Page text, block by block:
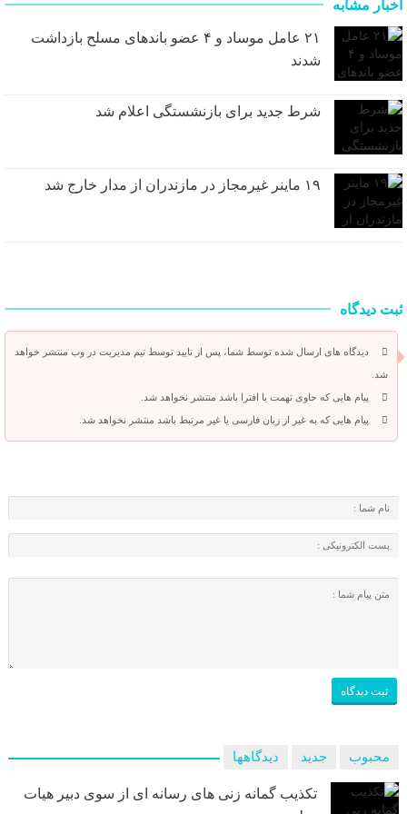
اخبار مشابه
۲۱ عامل موساد و ۴ عضو باند‌های مسلح بازداشت
شدند
شرط جدید برای بازنشستگی اعلام شد
۱۹ ماینر غیرمجاز در مازندران از مدار خارج شد
ثبت دیدگاه
دیدگاه های ارسال شده توسط شما، پس از تایید توسط تیم مدیریت در وب منتشر خواهد
شد.
پیام هایی که حاوی تهمت یا افترا باشد منتشر نخواهد شد.
پیام هایی که به غیر از زبان فارسی یا غیر مرتبط باشد منتشر نخواهد شد.
محبوب جدید دیدگاهها
تکذیب گمانه زنی های رسانه ای از سوی دبیر هیات